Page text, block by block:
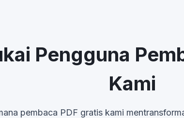
Pengguna
Kami
pembaca PDF gratis kami